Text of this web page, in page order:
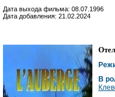
Дата выхода фильма: 08.07.1996
Дата добавления: 21.02.2024
В